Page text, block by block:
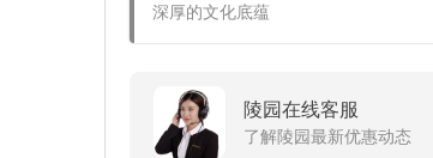
深厚的文化底蕴
陵园在线客服
了解陵园最新优惠动态